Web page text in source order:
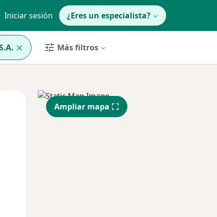
Iniciar sesión ¿Eres un especialista?
Más filtros
Mié
12 Ago
Jue
13 Ago
Ampliar mapa